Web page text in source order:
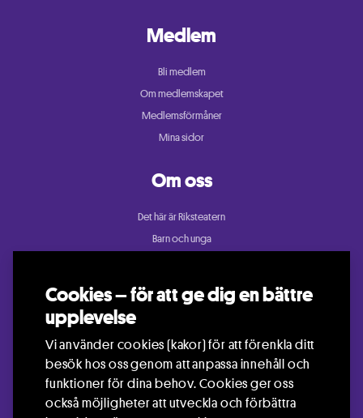
Cookies – för att ge dig en bättre
upplevelse
Vi använder cookies (kakor) för att förenkla ditt
besök hos oss genom att anpassa innehåll och
funktioner för dina behov. Cookies ger oss
också möjligheter att utveckla och förbättra
Medlem
Bli medlem
Om medlemskapet
Medlemsförmåner
Mina sidor
Om oss
Det här är Riksteatern
Barn och unga
Konsert och festival
Samtida cirkus
Teater